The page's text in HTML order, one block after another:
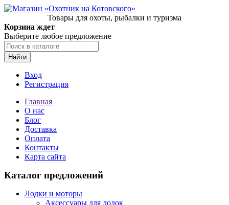
Товары для охоты, рыбалки и туризма
Корзина ждет
Выберите любое предложение
Найти
Вход
Регистрация
Главная
О нас
Блог
Доставка
Оплата
Контакты
Карта сайта
Каталог предложений
Лодки и моторы
Аксессуары для лодок